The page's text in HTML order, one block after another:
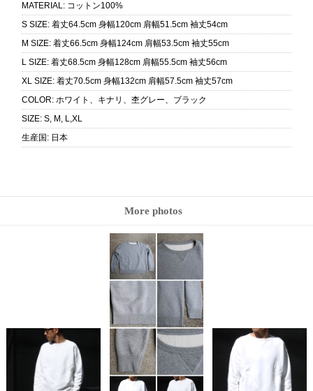
MATERIAL: コットン100%
S SIZE: 着丈64.5cm 身幅120cm 肩幅51.5cm 袖丈54cm
M SIZE: 着丈66.5cm 身幅124cm 肩幅53.5cm 袖丈55cm
L SIZE: 着丈68.5cm 身幅128cm 肩幅55.5cm 袖丈56cm
XL SIZE: 着丈70.5cm 身幅132cm 肩幅57.5cm 袖丈57cm
COLOR: ホワイト、キナリ、杢グレー、ブラック
SIZE: S, M, L,XL
生産国 : 日本
More photos